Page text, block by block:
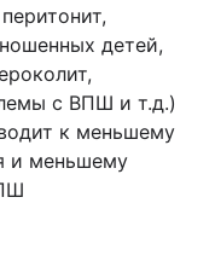
детей,
с ВПШ и т.д.)
к меньшему
и меньшему